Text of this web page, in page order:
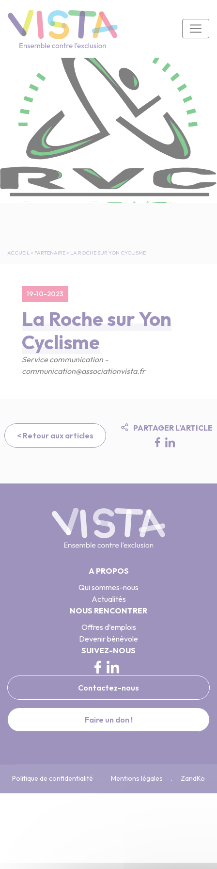
Navigation principale
ACCUEIL > PARTENAIRE > LA ROCHE SUR YON CYCLISME
19-10-2023
La Roche sur Yon
Cyclisme
Service communication -
communication@associationvista.fr
< Retour aux articles
PARTAGER L'ARTICLE
A PROPOS
Qui sommes-nous
Actualités
NOUS RENCONTRER
Offres d’emplois
Devenir bénévole
SUIVEZ-NOUS
Contactez-nous
Faire un don !
Politique de confidentialité Mentions légales ZandKo